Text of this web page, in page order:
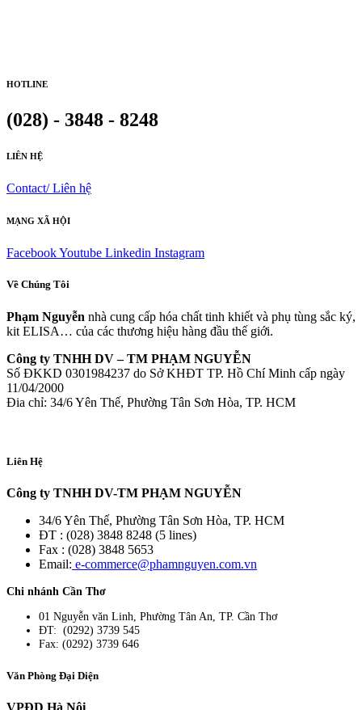
HOTLINE
(028) - 3848 - 8248
LIÊN HỆ
Contact/ Liên hệ
MẠNG XÃ HỘI
FacebookYoutube Linkedin Instagram
Về Chúng Tôi
Phạm Nguyễn nhà cung cấp hóa chất tinh khiết và phụ tùng sắc ký,
kit ELISA… của các thương hiệu hàng đầu thế giới.
Công ty TNHH DV – TM PHẠM NGUYỄN
Số ĐKKD 0301984237 do Sở KHĐT TP. Hồ Chí Minh cấp ngày
11/04/2000
Đia chỉ: 34/6 Yên Thế, Phường Tân Sơn Hòa, TP. HCM
Liên Hệ
Công ty TNHH DV-TM PHẠM NGUYỄN
34/6 Yên Thế, Phường Tân Sơn Hòa, TP. HCM
ĐT : (028) 3848 8248 (5 lines)
Fax : (028) 3848 5653
Email: e-commerce@phamnguyen.com.vn
Chi nhánh Cần Thơ
01 Nguyễn văn Linh, Phường Tân An, TP. Cần Thơ
ĐT: (0292) 3739 545
Fax: (0292) 3739 646
Văn Phòng Đại Diện
VPĐD Hà Nội